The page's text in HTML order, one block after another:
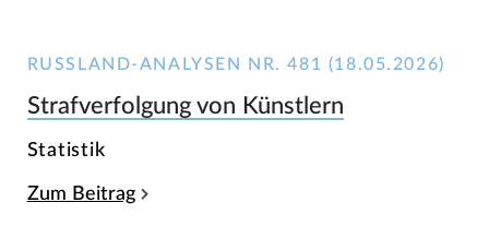
RUSSLAND-ANALYSEN NR. 481 (18.05.2026)
Strafverfolgung von Künstlern
Statistik
Zum Beitrag